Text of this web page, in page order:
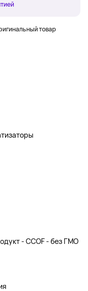
товар
- CCOF - без ГМО